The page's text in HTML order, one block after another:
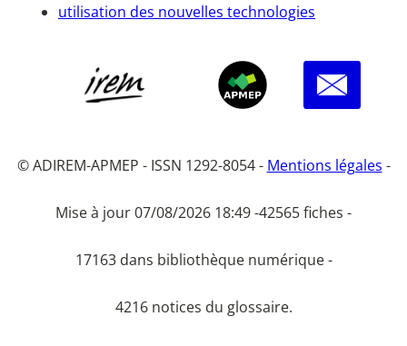
utilisation des nouvelles technologies
© ADIREM-APMEP - ISSN 1292-8054 - Mentions légales -
Mise à jour 07/08/2026 18:49 -42565 fiches -
17163 dans bibliothèque numérique -
4216 notices du glossaire.